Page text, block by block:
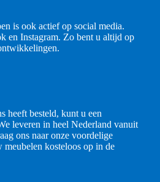
is ook actief op social media.
en Instagram. Zo bent u altijd op
heeft besteld, kunt u een
leveren in heel Nederland vanuit
ons naar onze voordelige
kosteloos op in de